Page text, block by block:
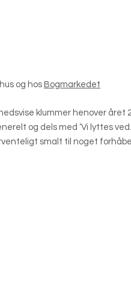
og hos Bogmarkedet
klummer henover året
og dels med ‘Vi lyttes
smalt til noget